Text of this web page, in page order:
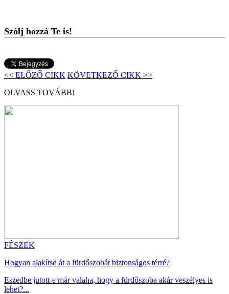
Szólj hozzá Te is!
<< ELŐZŐ CIKK KÖVETKEZŐ CIKK >>
OLVASS TOVÁBB!
FÉSZEK
Hogyan alakítsd át a fürdőszobát biztonságos térré?
Eszedbe jutott-e már valaha, hogy a fürdőszoba akár veszélyes is
lehet?...